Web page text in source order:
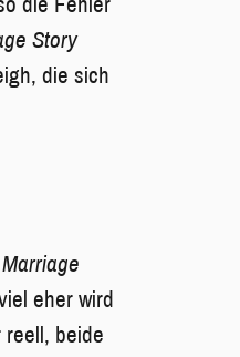
Story
die sich
Marriage
eher wird
reell, beide